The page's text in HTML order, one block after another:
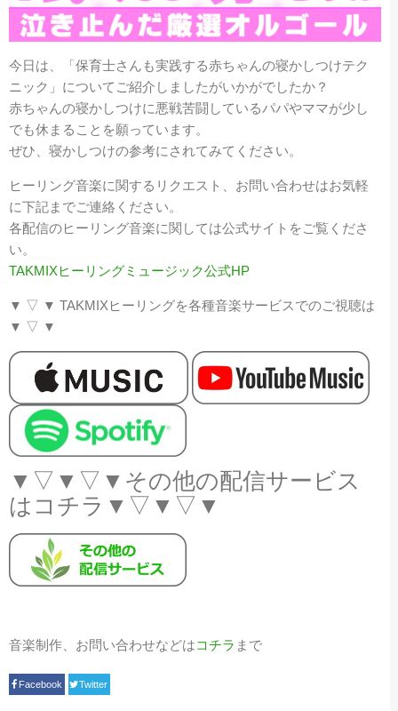
今日は、「保育士さんも実践する赤ちゃんの寝かしつけテク
ニック 」についてご紹介しましたがいかがでしたか？
赤ちゃんの寝かしつけに悪戦苦闘しているパパやママが少し
でも休まることを願っています。
ぜひ、寝かしつけの参考にされてみてください。
ヒーリング音楽に関するリクエスト、お問い合わせはお気軽
に下記までご連絡ください。
各配信のヒーリング音楽に関しては公式サイトをご覧くださ
い。
TAKMIXヒーリングミュージック公式HP
▼ ▽ ▼ TAKMIX ヒーリングを各種音楽サービスでのご視聴は
▼ ▽ ▼
▼▽▼▽▼その他の配信サービス
はコチラ▼▽▼▽▼
音楽制作、お問い合わせなどはコチラ まで
Facebook Twitter